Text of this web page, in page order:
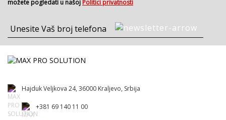
možete pogledati u našoj Politici privatnosti
Hajduk Veljkova 24, 36000 Kraljevo, Srbija
+381 69 140 11 00